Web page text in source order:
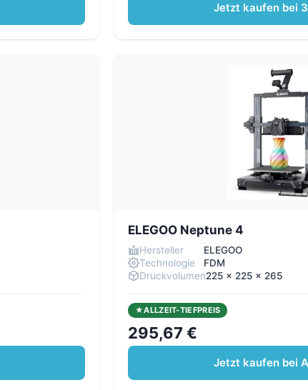
Jetzt kaufen bei
ELEGOO Neptune 4
Hersteller
ELEGOO
Technologie
FDM
Druckvolumen225 x 225 x 265
ALLZEIT-TIEFPREIS
295,67 €
Jetzt kaufen bei